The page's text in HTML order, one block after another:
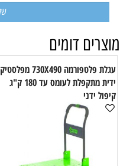
מוצרים דומים
עגלת פלטפורמה 730X490 מפלסטיק
ידית מתקפלת לעומס עד 180 ק"ג
קיפול ידני